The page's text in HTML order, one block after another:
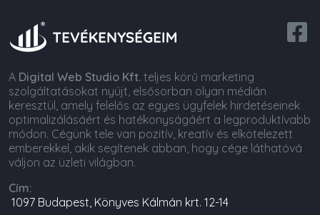
A Digital Web Studio Kft. teljes körű marketing
szolgáltatásokat nyújt, elsősorban olyan médián
keresztül, amely felelős az egyes ügyfelek hirdetéseinek
optimalizálásáért és hatékonyságáért a legproduktívabb
módon. Cégünk tele van pozitív, kreatív és elkötelezett
emberekkel, akik segítenek abban, hogy cége láthatóvá
váljon az üzleti világban.
Cím:
1097 Budapest, Könyves Kálmán krt. 12-14